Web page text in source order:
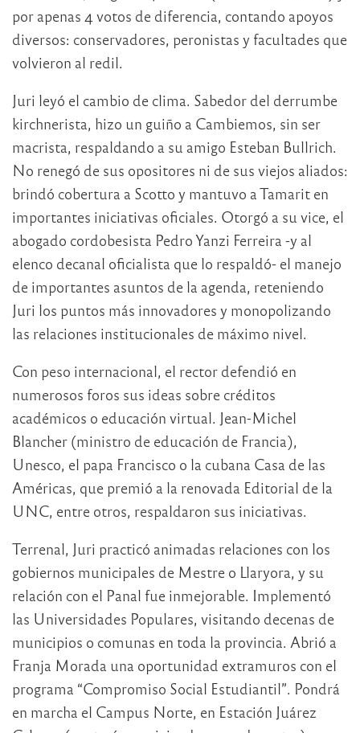
por apenas 4 votos de diferencia, contando apoyos
diversos: conservadores, peronistas y facultades que
volvieron al redil.
Juri leyó el cambio de clima. Sabedor del derrumbe
kirchnerista, hizo un guiño a Cambiemos, sin ser
macrista, respaldando a su amigo Esteban Bullrich.
No renegó de sus opositores ni de sus viejos aliados:
brindó cobertura a Scotto y mantuvo a Tamarit en
importantes iniciativas oficiales. Otorgó a su vice, el
abogado cordobesista Pedro Yanzi Ferreira -y al
elenco decanal oficialista que lo respaldó- el manejo
de importantes asuntos de la agenda, reteniendo
Juri los puntos más innovadores y monopolizando
las relaciones institucionales de máximo nivel.
Con peso internacional, el rector defendió en
numerosos foros sus ideas sobre créditos
académicos o educación virtual. Jean-Michel
Blancher (ministro de educación de Francia),
Unesco, el papa Francisco o la cubana Casa de las
Américas, que premió a la renovada Editorial de la
UNC, entre otros, respaldaron sus iniciativas.
Terrenal, Juri practicó animadas relaciones con los
gobiernos municipales de Mestre o Llaryora, y su
relación con el Panal fue inmejorable. Implementó
las Universidades Populares, visitando decenas de
municipios o comunas en toda la provincia. Abrió a
Franja Morada una oportunidad extramuros con el
programa “Compromiso Social Estudiantil”. Pondrá
en marcha el Campus Norte, en Estación Juárez